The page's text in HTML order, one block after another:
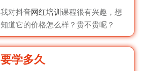
我对抖音网红培训课程很有兴趣，想
知道它的价格怎么样？贵不贵呢？
要学多久